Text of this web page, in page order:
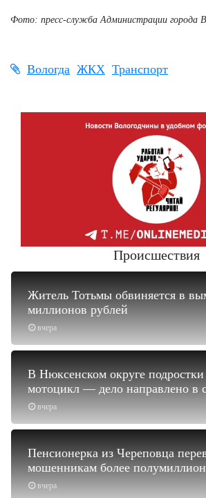
Фото: пресс-служба Администрации города
Вологда ЖКХ Транспорт
Происшествия
вчера
Житель Тотьмы обвиняется в
миллионов рублей
вчера
В Нюксенском округе
мотоцикл — дело направлено в
вчера
Пенсионерка из Череповца
мошенникам более